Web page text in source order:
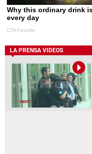
LA PRENSA VIDEOS